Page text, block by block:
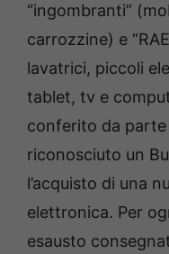
“ingombranti”
carrozzine) e
lavatrici, piccoli
tablet, tv e
conferito da parte
riconosciuto un
l’acquisto di una
elettronica. Per
esausto